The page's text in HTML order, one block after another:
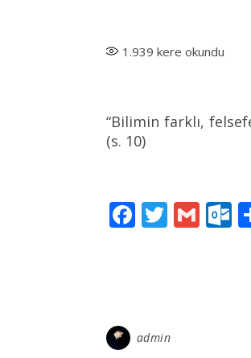
1.939 kere okundu
“Bilimin farklı,
(s. 10)
Facebook
admin